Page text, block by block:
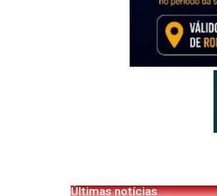
Últimas notícias